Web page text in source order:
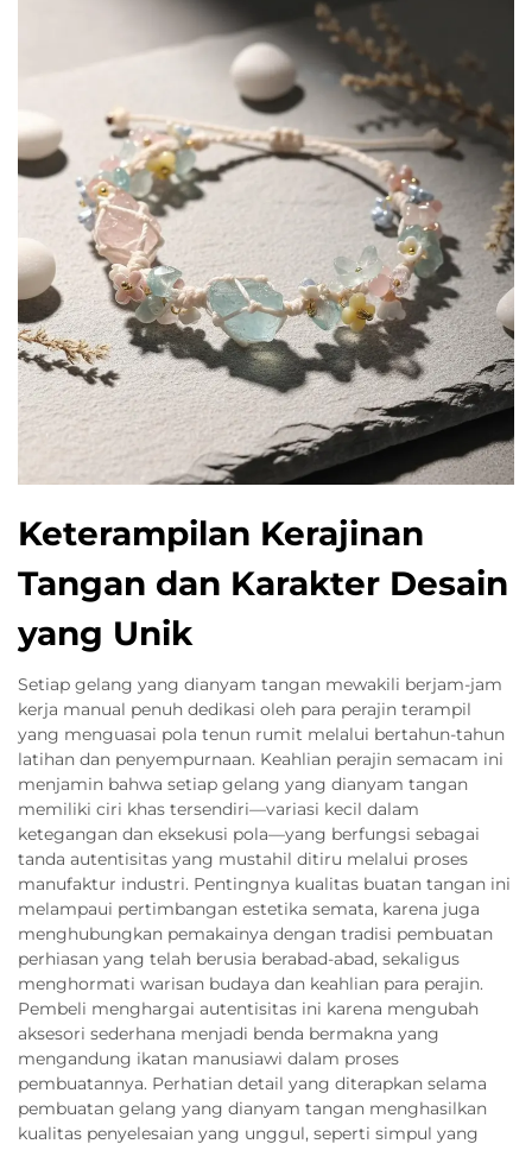
Keterampilan Kerajinan
Tangan dan Karakter Desain
yang Unik
Setiap gelang yang dianyam tangan mewakili berjam-jam
kerja manual penuh dedikasi oleh para perajin terampil
yang menguasai pola tenun rumit melalui bertahun-tahun
latihan dan penyempurnaan. Keahlian perajin semacam ini
menjamin bahwa setiap gelang yang dianyam tangan
memiliki ciri khas tersendiri—variasi kecil dalam
ketegangan dan eksekusi pola—yang berfungsi sebagai
tanda autentisitas yang mustahil ditiru melalui proses
manufaktur industri. Pentingnya kualitas buatan tangan ini
melampaui pertimbangan estetika semata, karena juga
menghubungkan pemakainya dengan tradisi pembuatan
perhiasan yang telah berusia berabad-abad, sekaligus
menghormati warisan budaya dan keahlian para perajin.
Pembeli menghargai autentisitas ini karena mengubah
aksesori sederhana menjadi benda bermakna yang
mengandung ikatan manusiawi dalam proses
pembuatannya. Perhatian detail yang diterapkan selama
pembuatan gelang yang dianyam tangan menghasilkan
kualitas penyelesaian yang unggul, seperti simpul yang